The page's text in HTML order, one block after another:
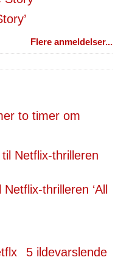
Flere anmeldelser...
to timer om
thrilleren ‘All
5 ildevarslende